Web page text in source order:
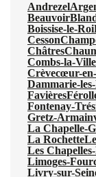
Andrezel
Beauvoir
Boissise-le-Roi
Cesson
Châtres
Combs-la-Ville
Crèvecœur-
Dammarie-
Favières
Fontenay-
Gretz-
La Chapelle-
La Rochette
Les
Limoges-
Livry-sur-